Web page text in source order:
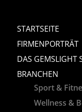
STARTSEITE
FIRMENPORTRÄT
DAS GEMSLIGHT
BRANCHEN
Sport &
Wellness &